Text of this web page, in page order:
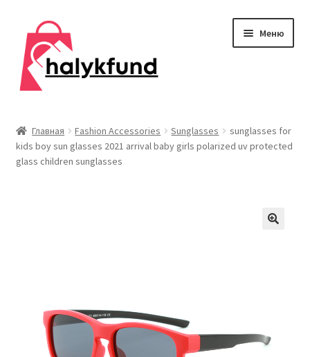
Перейти
навигации
Перейти
содержимому
Меню
меню
Главная
Публикации
Главная Fashion Accessories Sunglasses
sunglasses for
kids boy sun glasses 2021 arrival baby girls polarized uv protected
glass children sunglasses